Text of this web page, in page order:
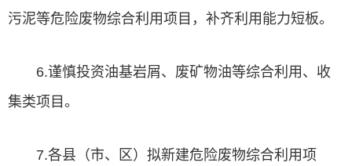
污泥等危险废物综合利用项目，补齐利用能力短板。
6.谨慎投资油基岩屑、废矿物油等综合利用、收
集类项目。
7.各县（市、区）拟新建危险废物综合利用项